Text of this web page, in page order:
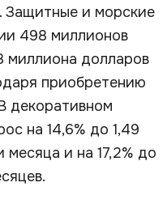
Защитные и морские
498 миллионов
миллиона долларов
приобретению
декоративном
на 14,6% до 1,49
и на 17,2% до